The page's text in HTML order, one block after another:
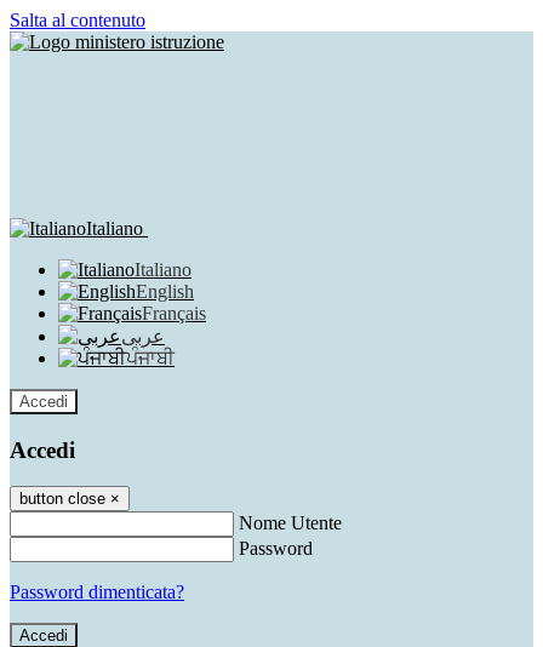
Salta al contenuto
Italiano
Italiano
English
Français
عربى
ਪੰਜਾਬੀ
Accedi
Accedi
button close ×
Nome Utente
Password
Password dimenticata?